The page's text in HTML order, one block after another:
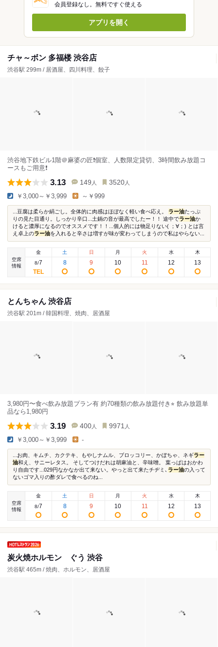
会員登録なし。無料ですぐ使える
アプリを開く
チャ～ボン 多福楼 渋谷店
渋谷駅 299m / 居酒屋、四川料理、餃子
渋谷地下鉄ビル1階＠麻婆の匠❗個室、人数限定貸切、3時間飲み放題コ
ースもご用意❗
3.13 149 人 3520 人
￥3,000～￥3,999 ～￥999
...豆腐は柔らか絹ごし。全体的に肉感はほぼなく軽い食べ応え。 ラー油たっぷ
りの見た目通り。しっかり辛口...土鍋の音が最高でしたー！！ 途中でラー油か
けると濃厚になるのでオススメです！！...個人的には物足りない( ；∀；) とは言
え卓上のラー油を入れると辛さは増すが味が変わってしまうので私はやらない...
空席
情報
金
8/7
土
8
日
9
月
10
火
11
水
12
木
13
とんちゃん 渋谷店
渋谷駅 201m / 韓国料理、焼肉、居酒屋
3,980円〜食べ飲み放題プラン有 約70種類の飲み放題付き⭐︎ 飲み放題単
品なら1,980円
3.19 400 人 9971 人
￥3,000～￥3,999 -
...お肉、キムチ、カクテキ、もやしナムル、ブロッコリー、かぼちゃ、ネギラー
油和え、サニーレタス。 そしてつけだれは胡麻油と、辛味噌。 葉っぱはおかわ
り自由です...029円なかなか出て来ない。やっと出て来たチヂミ､ ラー油の入って
ないゴマ入りの酢ダレで食べるのね...
空席
情報
金
8/7
土
8
日
9
月
10
火
11
水
12
木
13
炭火焼ホルモン ぐう 渋谷
渋谷駅 465m / 焼肉、ホルモン、居酒屋